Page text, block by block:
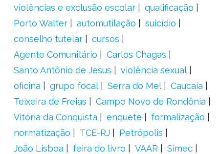
violências e exclusão escolar
qualificação
Porto Walter
automutilação
suicídio
conselho tutelar
cursos
Agente Comunitário
Carlos Chagas
Santo Antônio de Jesus
violência sexual
oficina
grupo focal Serra do Mel
Caucaia
Teixeira de Freias
Campo Novo de Rondônia
Vitória da Conquista
enquete
formalização
normatização
TCE-RJ
Petrópolis
João Lisboa
feira do livro VAAR
Simec